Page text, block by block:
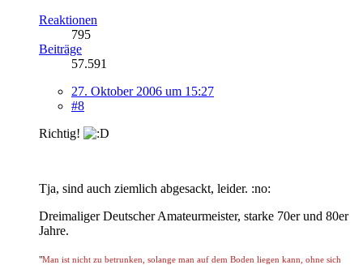
Reaktionen
795
Beiträge
57.591
27. Oktober 2006 um 15:27
#8
Richtig!
Tja, sind auch ziemlich abgesackt, leider. :no:
Dreimaliger Deutscher Amateurmeister, starke 70er und 80er
Jahre.
"Man ist nicht zu betrunken, solange man auf dem Boden liegen kann, ohne sich